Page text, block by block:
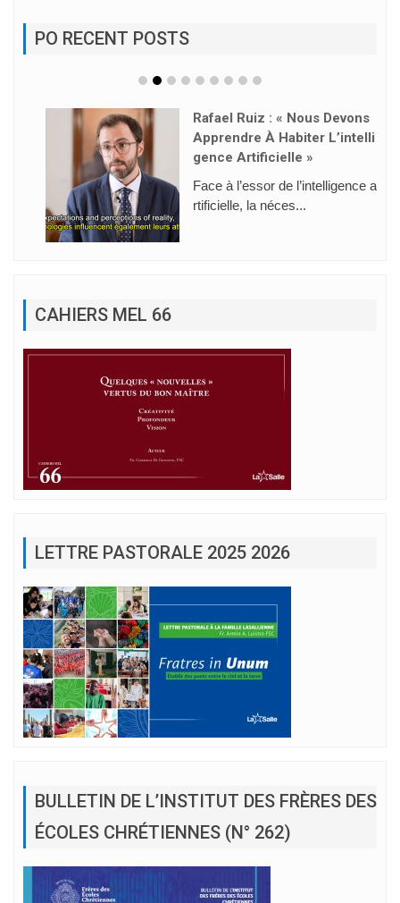
PO RECENT POSTS
Rafael Ruiz : « Nous Devons
Apprendre À Habiter L’intelli
Gence Artificielle »
Face à l’essor de l’intelligence a
rtificielle, la néces...
CAHIERS MEL 66
LETTRE PASTORALE 2025 2026
BULLETIN DE L’INSTITUT DES FRÈRES DES
ÉCOLES CHRÉTIENNES (N° 262)